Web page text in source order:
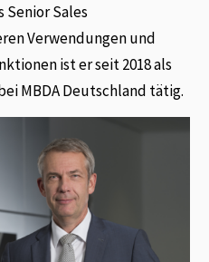
Senior Sales
Verwendungen und
ist er seit 2018 als
MBDA Deutschland tätig.